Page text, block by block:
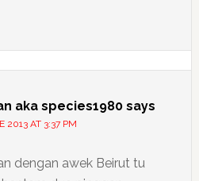
aka species1980 says
2013 AT 3:37 PM
dengan awek Beirut tu